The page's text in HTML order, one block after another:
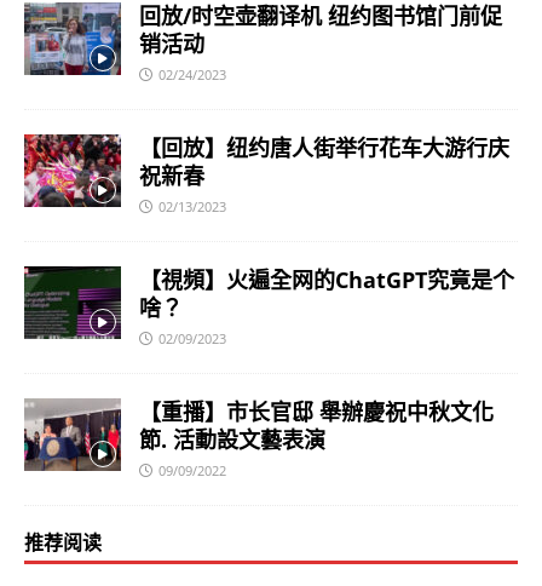
回放/时空壶翻译机 纽约图书馆门前促
销活动
02/24/2023
【回放】纽约唐人街举行花车大游行庆
祝新春
02/13/2023
【視頻】火遍全网的ChatGPT究竟是个
啥？
02/09/2023
【重播】市长官邸 舉辦慶祝中秋文化
節. 活動設文藝表演
09/09/2022
推荐阅读